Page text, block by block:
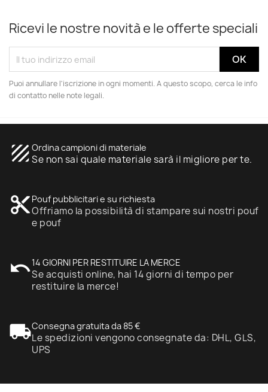
Ricevi le nostre novità e le offerte speciali
Puoi annullare l'iscrizione in ogni momenti. A questo scopo, cerca le info
di contatto nelle note legali.
texture Ordina campioni di materiale
Se non sai quale materiale sarà il migliore per te.
content_cut Pouf pubblicitari e su richiesta
Offriamo la possibilità di stampare sui nostri pouf
e pouf
undo14 GIORNI PER RESTITUIRE LA MERCE
Se acquisti online, hai 14 giorni di tempo per
restituire la merce!
local_shippingConsegna gratuita da 85 €
Le spedizioni vengono consegnate da: DHL, GLS,
UPS